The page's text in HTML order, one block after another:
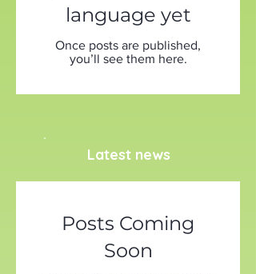
language yet
Once posts are published,
you’ll see them here.
Latest news
Posts Coming
Soon